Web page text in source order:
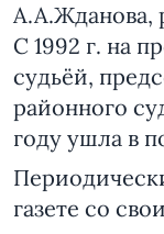
А.А.Жданова,
С 1992 г. на
судьёй,
районного
году ушла в
газете со